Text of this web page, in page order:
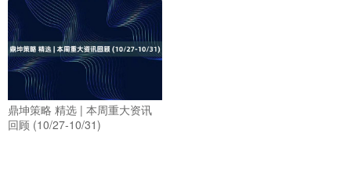
鼎坤策略 精选 | 本周重大资讯
回顾 (10/27-10/31)